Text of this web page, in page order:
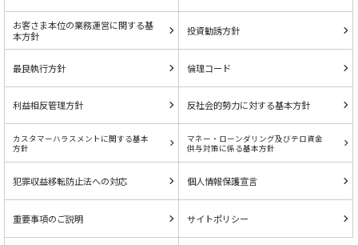
お客さま本位の業務運営に関する基
本方針
投資勧誘方針
最良執行方針 倫理コード
利益相反管理方針 反社会的勢力に対する基本方針
カスタマーハラスメントに関する基本
方針
マネー・ローンダリング及びテロ資金
供与対策に係る基本方針
犯罪収益移転防止法への対応 個人情報保護宣言
重要事項のご説明 サイトポリシー